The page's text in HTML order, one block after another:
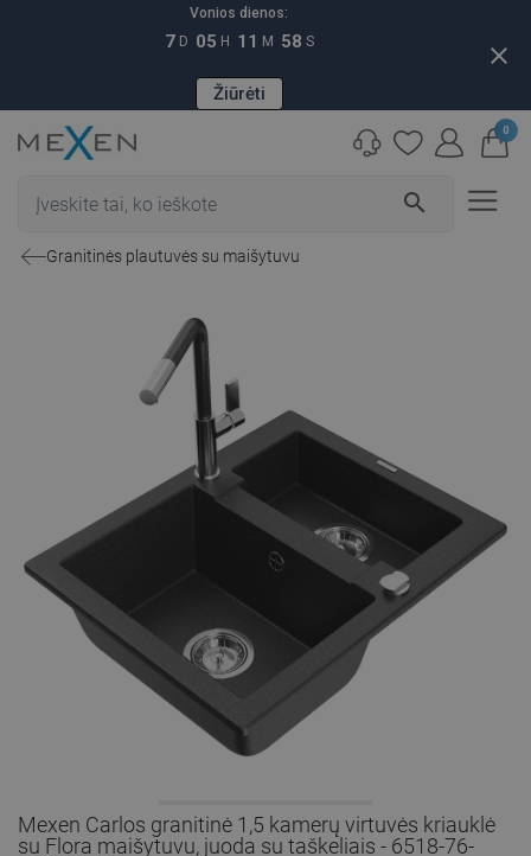
Vonios dienos:
7 D 05 H 11 M 57 S
Žiūrėti
close
search
0
Granitinės plautuvės su maišytuvu
Mexen Carlos granitinė 1,5 kamerų virtuvės kriauklė
su Flora maišytuvu, juoda su taškeliais - 6518-76-